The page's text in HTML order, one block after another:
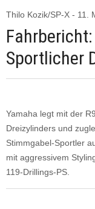
Thilo Kozik/SP-X - 11.
Sportlicher
Yamaha legt mit der
Dreizylinders und
Stimmgabel-Sportler
mit aggressivem
119-Drillings-PS.